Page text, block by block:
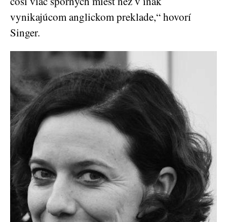
vynikajúcom anglickom preklade,“ hovorí
Singer.